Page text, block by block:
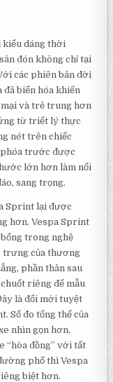
kiểu dáng thời
đón không chỉ tại
các phiên bản đời
biến hóa khiến
mại và trẻ trung hơn
từ triết lý thực
nét trên chiếc
phóa trước được
lớn hơn làm nổi
sang trọng.
Sprint lại được
hơn. Vespa Sprint
trong nghệ
trưng của thương
phần thân sau
riêng để mẫu
là đổi mới tuyệt
Số đo tổng thể của
nhìn gọn hơn,
“hòa đồng” với tất
phố thì Vespa
biệt hơn.